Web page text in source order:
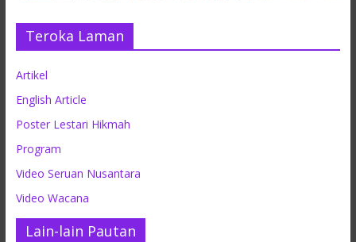
Teroka Laman
Artikel
English Article
Poster Lestari Hikmah
Program
Video Seruan Nusantara
Video Wacana
Lain-lain Pautan